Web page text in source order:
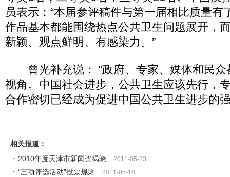
员表示：“本届参评稿件与第一届相比质量有
作品基本都能围绕热点公共卫生问题展开，
新颖、观点鲜明、有感染力。”
曾光补充说： “政府、专家、媒体和民众
视角。中国社会进步，公共卫生应该先行，
合作密切已经成为促进中国公共卫生进步的
相关报道：
2010年度天津市新闻奖揭晓
2011-05-23
“三项评选活动”投票规则 2011-05-16